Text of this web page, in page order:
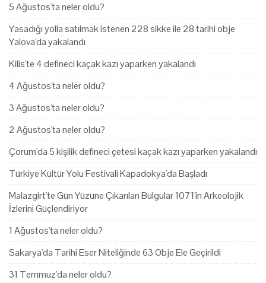
5 Ağustos'ta neler oldu?
Yasadığı yolla satılmak istenen 228 sikke ile 28 tarihi obje
Yalova'da yakalandı
Kilis'te 4 defineci kaçak kazı yaparken yakalandı
4 Ağustos'ta neler oldu?
3 Ağustos'ta neler oldu?
2 Ağustos'ta neler oldu?
Çorum'da 5 kişilik defineci çetesi kaçak kazı yaparken yakalandı
Türkiye Kültür Yolu Festivali Kapadokya'da Başladı
Malazgirt'te Gün Yüzüne Çıkarılan Bulgular 1071'in Arkeolojik
İzlerini Güçlendiriyor
1 Ağustos'ta neler oldu?
Sakarya'da Tarihi Eser Niteliğinde 63 Obje Ele Geçirildi
31 Temmuz'da neler oldu?